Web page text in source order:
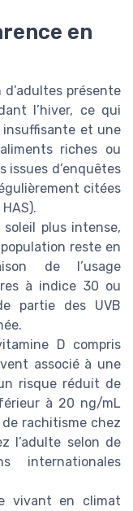
en
présente
l’hiver, ce qui
et une
riches ou
issues d’enquêtes
citées
plus intense,
reste en
de l’usage
à indice 30 ou
partie des UVB
D compris
associé à une
risque réduit de
à 20 ng/mL
rachitisme chez
l’adulte selon de
internationales
vivant en climat